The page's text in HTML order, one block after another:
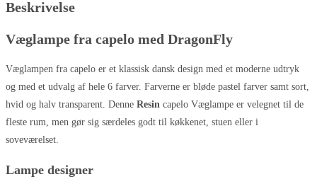
Beskrivelse
Væglampe fra capelo med DragonFly
Væglampen fra capelo er et klassisk dansk design med et moderne udtryk
og med et udvalg af hele 6 farver. Farverne er bløde pastel farver samt sort,
hvid og halv transparent. Denne Resin capelo Væglampe er velegnet til de
fleste rum, men gør sig særdeles godt til køkkenet, stuen eller i
soveværelset.
Lampe designer